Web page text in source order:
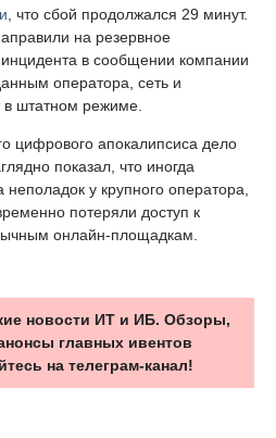
, что сбой продолжался 29 минут.
на резервное
в сообщении компании
оператора, сеть и
в штатном режиме.
цифрового апокалипсиса дело
показал, что иногда
неполадок у крупного оператора,
потеряли доступ к
онлайн-площадкам.
новости ИТ и ИБ. Обзоры,
главных ивентов
на телеграм-канал!